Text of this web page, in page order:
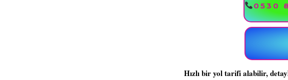
0530
Hızlı bir yol tarifi alabilir,